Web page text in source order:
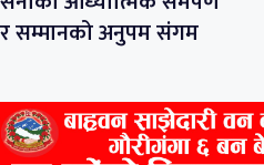
र सम्मानको अनुपम संगम